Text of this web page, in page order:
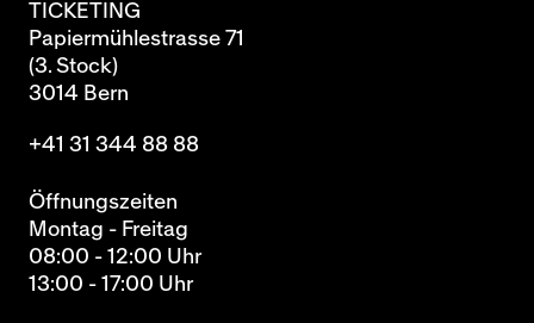
TICKETING
Papiermühlestrasse 71
(3. Stock)
3014 Bern
+41 31 344 88 88
Öffnungszeiten
Montag - Freitag
08:00 - 12:00 Uhr
13:00 - 17:00 Uhr